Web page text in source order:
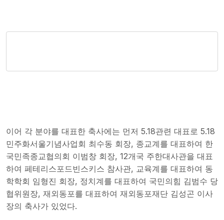
이어 각 분야를 대표한 축사에는 먼저 5.18관련 대표로 5.18
민주화서울기념사업회 최수동 회장, 종교계를 대표하여 한
국민족종교협의회 이범창 회장, 12개국 주한대사관을 대표
하여 페테리스포드빈스키스 참사관, 교육계를 대표하여 동
학학회 임형진 회장, 정치계를 대표하여 국민의힘 김범수 당
협위원장, 재외동포를 대표하여 재외동포재단 김성곤 이사
장의 축사가 있었다.